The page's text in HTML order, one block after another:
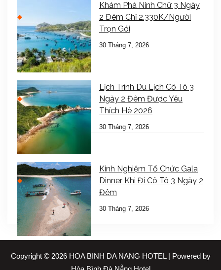
Khám Phá Ninh Chữ 3 Ngày
2 Đêm Chỉ 2.330K/Người
Trọn Gói
30 Tháng 7, 2026
Lịch Trình Du Lịch Cô Tô 3
Ngày 2 Đêm Được Yêu
Thích Hè 2026
30 Tháng 7, 2026
Kinh Nghiệm Tổ Chức Gala
Dinner Khi Đi Cô Tô 3 Ngày 2
Đêm
30 Tháng 7, 2026
Copyright © 2026 HOA BINH DA NANG HOTEL | Powered by